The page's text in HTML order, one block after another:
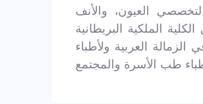
العيون، والأنف
الملكية البريطانية
العربية ولأطباء